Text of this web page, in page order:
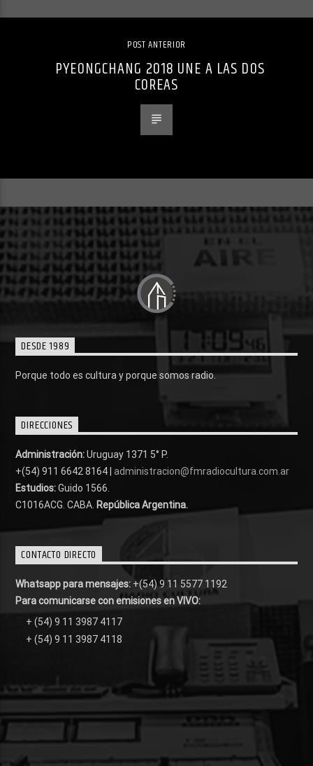
POST ANTERIOR
PYEONGCHANG 2018 UNE A LAS DOS
COREAS
DESDE 1989
Porque todo es cultura y porque somos radio.
DIRECCIONES
Administración:Uruguay 1371 5° P.
+(54) 911 6642 8164 | administracion@fmradiocultura.com.ar
Estudios:Guido 1566.
C1016ACG . CABA. República Argentina.
CONTACTO DIRECTO
Whatsapp para mensajes: +(54) 9 11 5577 1192
Para comunicarse con emisiones en VIVO:
+ (54) 9 11 3987 4117
+ (54) 9 11 3987 4118